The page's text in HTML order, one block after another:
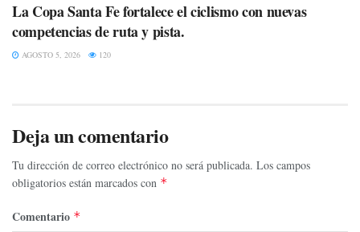
La Copa Santa Fe fortalece el ciclismo con nuevas
competencias de ruta y pista.
AGOSTO 5, 2026 120
Deja un comentario
Tu dirección de correo electrónico no será publicada. Los campos
obligatorios están marcados con *
Comentario *